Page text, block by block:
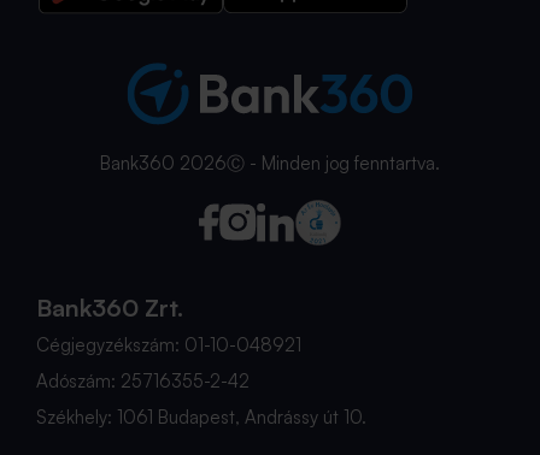
Bank360 2026Ⓒ - Minden jog fenntartva.
Bank360 Zrt.
Cégjegyzékszám: 01-10-048921
Adószám: 25716355-2-42
Székhely: 1061 Budapest, Andrássy út 10.